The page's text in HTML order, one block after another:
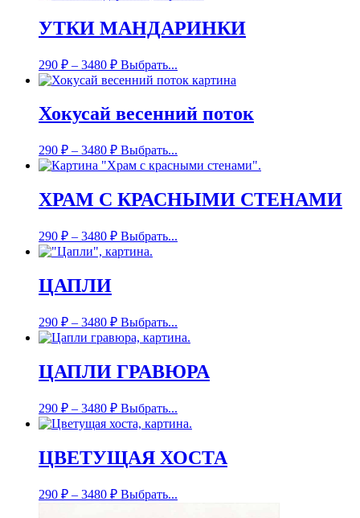
УТКИ МАНДАРИНКИ
290 ₽ – 3480 ₽ Выбрать...
Хокусай весенний поток
290 ₽ – 3480 ₽ Выбрать...
ХРАМ С КРАСНЫМИ СТЕНАМИ
290 ₽ – 3480 ₽ Выбрать...
ЦАПЛИ
290 ₽ – 3480 ₽ Выбрать...
ЦАПЛИ ГРАВЮРА
290 ₽ – 3480 ₽ Выбрать...
ЦВЕТУЩАЯ ХОСТА
290 ₽ – 3480 ₽ Выбрать...